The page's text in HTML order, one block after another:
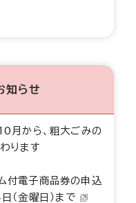
知らせ
月から、粗大ごみの
ります
付電子商品券の申込
（金曜日）まで